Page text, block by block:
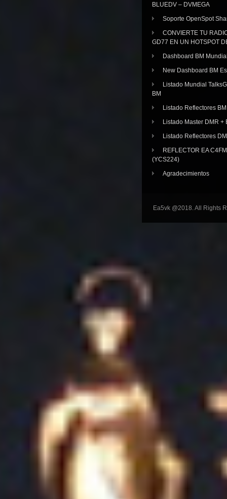
BLUEDV – DVMEGA
Soporte OpenSpot
CONVIERTE TU
GD77 EN UN HOTSPOT
Dashboard BM
New Dashboard BM
Listado Mundial
BM
Listado Reflectores BM
Listado Master DMR +
Listado Reflectores
REFLECTOR EA
(YCS224)
Agradecimientos
Ea5vk @2018. All Rights